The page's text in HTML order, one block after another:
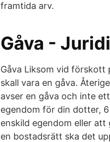
framtida arv.
Gåva -
Gåva Liksom vid förskott
skall vara en gåva.
avser en gåva och inte
egendom för din dotter,
enskild egendom eller
en bostadsrätt ska det